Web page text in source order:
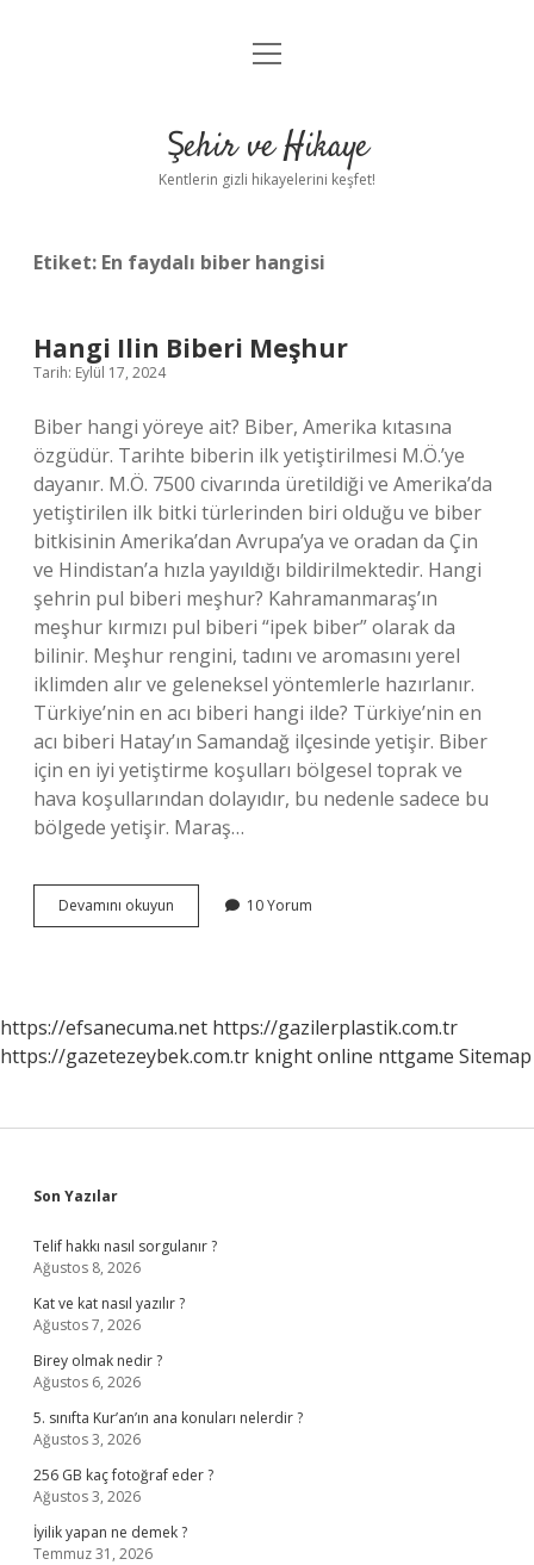
Anasayfa
Yasal Uyarı
menüyü
Şehir ve Hikaye
Kentlerin gizli hikayelerini keşfet!
Etiket: En faydalı biber hangisi
Hangi Ilin Biberi Meşhur
Tarih: Eylül 17, 2024
Biber hangi yöreye ait? Biber, Amerika kıtasına
özgüdür. Tarihte biberin ilk yetiştirilmesi M.Ö.’ye
dayanır. M.Ö. 7500 civarında üretildiği ve Amerika’da
yetiştirilen ilk bitki türlerinden biri olduğu ve biber
bitkisinin Amerika’dan Avrupa’ya ve oradan da Çin
ve Hindistan’a hızla yayıldığı bildirilmektedir. Hangi
şehrin pul biberi meşhur? Kahramanmaraş’ın
meşhur kırmızı pul biberi “ipek biber” olarak da
bilinir. Meşhur rengini, tadını ve aromasını yerel
iklimden alır ve geleneksel yöntemlerle hazırlanır.
Türkiye’nin en acı biberi hangi ilde? Türkiye’nin en
acı biberi Hatay’ın Samandağ ilçesinde yetişir. Biber
için en iyi yetiştirme koşulları bölgesel toprak ve
hava koşullarından dolayıdır, bu nedenle sadece bu
bölgede yetişir. Maraş…
Devamını okuyun
Ilin
10 Yorum
https://efsanecuma.net https://gazilerplastik.com.tr
https://gazetezeybek.com.tr knight online nttgame Sitemap
Sidebar
Son Yazılar
Telif hakkı nasıl sorgulanır ?
Ağustos 8, 2026
Kat ve kat nasıl yazılır ?
Ağustos 7, 2026
Birey olmak nedir ?
Ağustos 6, 2026
5. sınıfta Kur’an’ın ana konuları nelerdir ?
Ağustos 3, 2026
256 GB kaç fotoğraf eder ?
Ağustos 3, 2026
İyilik yapan ne demek ?
Temmuz 31, 2026